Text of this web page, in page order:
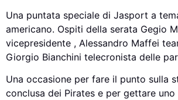
Una puntata speciale di Jasport a
americano. Ospiti della serata Gegio
vicepresidente , Alessandro Maffei
Giorgio Bianchini telecronista delle
Una occasione per fare il punto sulla
conclusa dei Pirates e per gettare